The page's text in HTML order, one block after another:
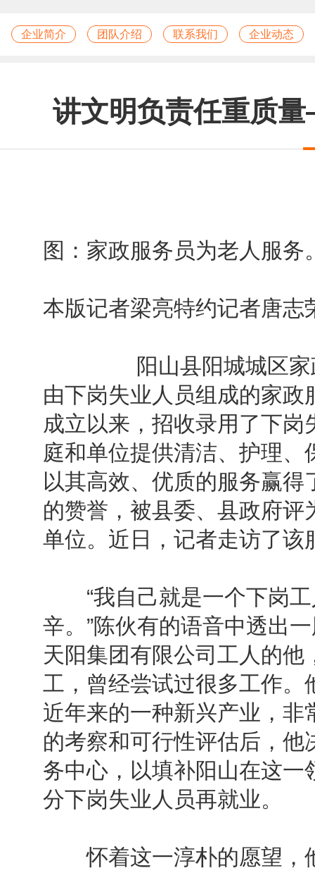
企业简介 团队介绍 联系我们 企业动态
讲文明负责任重质
图：家政服务员为老人服务
本版记者梁亮特约记者唐志
阳山县阳城城区家政
由下岗失业人员组成的家
成立以来，招收录用了下
庭和单位提供清洁、护理
以其高效、优质的服务赢
的赞誉，被县委、县政府
单位。近日，记者走访了该
“我自己就是一个下岗工
辛。”陈伙有的语音中透出
天阳集团有限公司工人的
工，曾经尝试过很多工作
近年来的一种新兴产业，
的考察和可行性评估后，
务中心，以填补阳山在这
分下岗失业人员再就业。
怀着这一淳朴的愿望，